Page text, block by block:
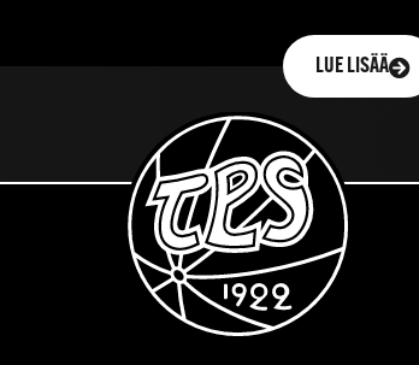
LUE LISÄÄ